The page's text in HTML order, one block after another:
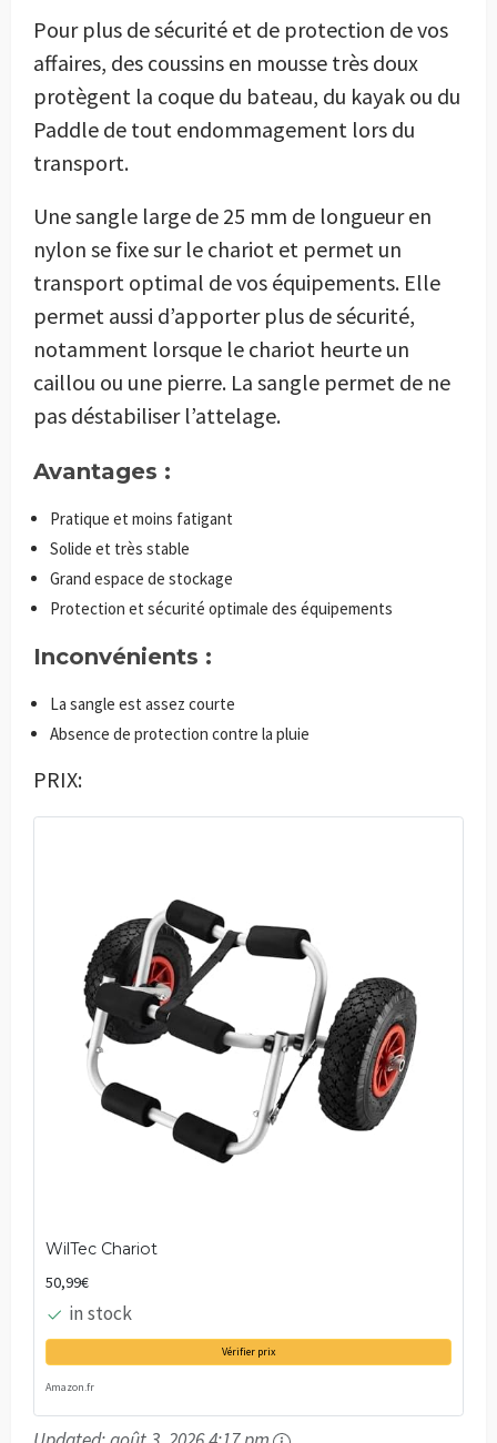
Pour plus de sécurité et de protection de vos
affaires, des coussins en mousse très doux
protègent la coque du bateau, du kayak ou du
Paddle de tout endommagement lors du
transport.
Une sangle large de 25 mm de longueur en
nylon se fixe sur le chariot et permet un
transport optimal de vos équipements. Elle
permet aussi d’apporter plus de sécurité,
notamment lorsque le chariot heurte un
caillou ou une pierre. La sangle permet de ne
pas déstabiliser l’attelage.
Avantages :
Pratique et moins fatigant
Solide et très stable
Grand espace de stockage
Protection et sécurité optimale des équipements
Inconvénients :
La sangle est assez courte
Absence de protection contre la pluie
PRIX:
WilTec Chariot
50,99€
in stock
Vérifier prix
Amazon.fr